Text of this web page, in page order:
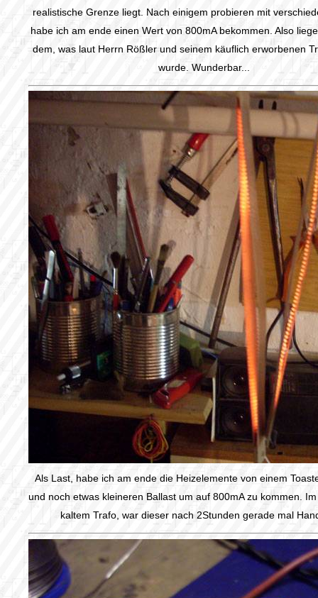
realistische Grenze liegt. Nach einigem probieren mit
habe ich am ende einen Wert von 800mA bekommen. Also
dem, was laut Herrn Rößler und seinem käuflich erworbenen
wurde. Wunderbar...
Als Last, habe ich am ende die Heizelemente von einem
und noch etwas kleineren Ballast um auf 800mA zu kommen.
kaltem Trafo, war dieser nach 2Stunden gerade mal